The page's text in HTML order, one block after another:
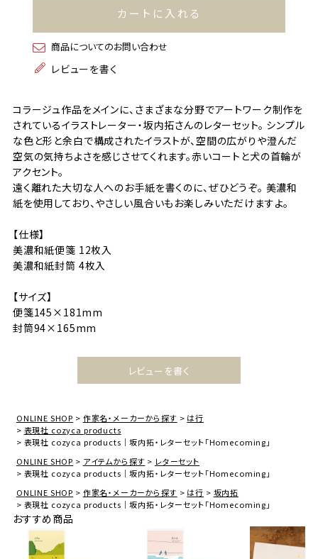
カートに入れる
商品についてのお問い合わせ
レビューを書く
コラージュ作品をメインに、さまざまな分野でアートワーク制作を
されているイラストレーター・坂内拓さんのレターセット。 シンプル
な色と形と余白で構成されたイラストが、空間の広がりや澄んだ
空気の気持ちよさを感じさせてくれます。赤いコートと犬の首輪が
アクセント。
遠く離れた大切な人へのお手紙を書くのに、ぜひどうぞ。 美濃和
紙を使用しており、やさしい風合いもお楽しみいただけますよ。
【仕様】
美濃和紙便箋 12枚入
美濃和紙封筒 4枚入
【サイズ】
便箋145×181mm
封筒94×165mm
レビューを書く
ONLINE SHOP 作家名・メーカーから探す
は行
表現社 cozyca products
表現社 cozyca products｜坂内拓・レターセット「Homecoming」
ONLINE SHOP
アイテムから探す
レターセット
表現社 cozyca products｜坂内拓・レターセット「Homecoming」
ONLINE SHOP
作家名・メーカーから探す は行
坂内拓
表現社 cozyca products｜坂内拓・レターセット「Homecoming」
おすすめ商品